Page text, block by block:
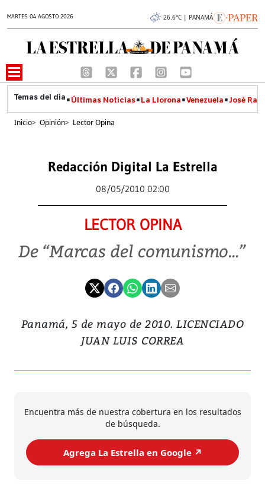
MARTES 04 AGOSTO 2026 26.6°C | PANAMÁ
Últimas Noticias La Llorona Venezuela José
Inicio> Opinión> Lector Opina
Redacción Digital La Estrella
08/05/2010 02:00
LECTOR OPINA
De “Marcas del comunismo...”
Panamá, 5 de mayo de 2010. LICENCIADO
JUAN LUIS CORREA
Encuentra más de nuestra cobertura en los resultados
de búsqueda.
Agrega La Estrella en Google ↗️